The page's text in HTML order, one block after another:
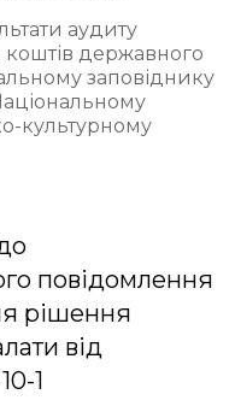
аудиту
коштів державного
заповіднику
культурному
повідомлення
рішення
від
1